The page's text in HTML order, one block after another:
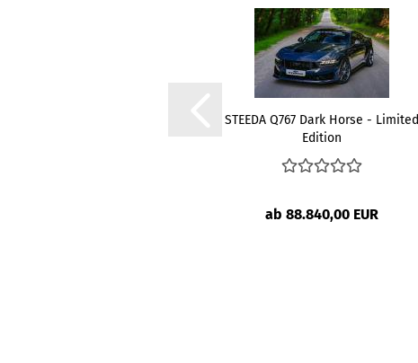
STEEDA Q767 Dark Horse - Limited
Edition
ab 88.840,00 EUR